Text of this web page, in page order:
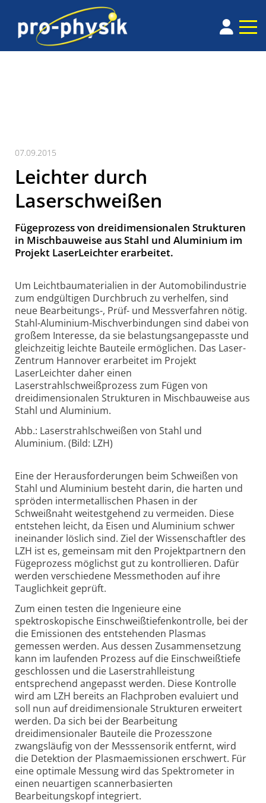
07.09.2015
Leichter durch
Laserschweißen
Fügeprozess von dreidimensionalen Strukturen
in Mischbauweise aus Stahl und Aluminium im
Projekt LaserLeichter erarbeitet.
Um Leichtbaumaterialien in der Automobilindustrie
zum endgültigen Durchbruch zu verhelfen, sind
neue Bearbeitungs-, Prüf- und Messverfahren nötig.
Stahl-Aluminium-Mischverbindungen sind dabei von
großem Interesse, da sie belastungsangepasste und
gleichzeitig leichte Bauteile ermöglichen. Das Laser-
Zentrum Hannover erarbeitet im Projekt
LaserLeichter daher einen
Laserstrahlschweißprozess zum Fügen von
dreidimensionalen Strukturen in Mischbauweise aus
Stahl und Aluminium.
Abb.: Laserstrahlschweißen von Stahl und
Aluminium. (Bild: LZH)
Eine der Herausforderungen beim Schweißen von
Stahl und Aluminium besteht darin, die harten und
spröden intermetallischen Phasen in der
Schweißnaht weitestgehend zu vermeiden. Diese
entstehen leicht, da Eisen und Aluminium schwer
ineinander löslich sind. Ziel der Wissenschaftler des
LZH ist es, gemeinsam mit den Projektpartnern den
Fügeprozess möglichst gut zu kontrollieren. Dafür
werden verschiedene Messmethoden auf ihre
Tauglichkeit geprüft.
Zum einen testen die Ingenieure eine
spektroskopische Einschweißtiefenkontrolle, bei der
die Emissionen des entstehenden Plasmas
gemessen werden. Aus dessen Zusammensetzung
kann im laufenden Prozess auf die Einschweißtiefe
geschlossen und die Laserstrahlleistung
entsprechend angepasst werden. Diese Kontrolle
wird am LZH bereits an Flachproben evaluiert und
soll nun auf dreidimensionale Strukturen erweitert
werden. Da sich bei der Bearbeitung
dreidimensionaler Bauteile die Prozesszone
zwangsläufig von der Messsensorik entfernt, wird
die Detektion der Plasmaemissionen erschwert. Für
eine optimale Messung wird das Spektrometer in
einen neuartigen scannerbasierten
Bearbeitungskopf integriert.